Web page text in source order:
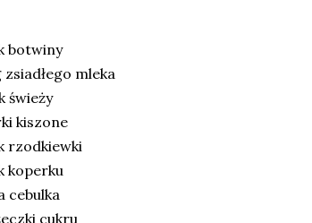
botwiny
zsiadłego mleka
świeży
kiszone
rzodkiewki
koperku
cebulka
cukru